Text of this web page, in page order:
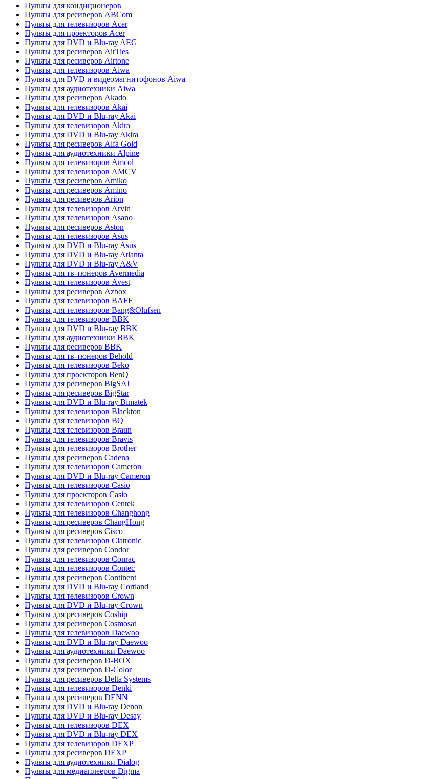
Пульты для кондиционеров
Пульты для ресиверов ABCom
Пульты для телевизоров Acer
Пульты для проекторов Acer
Пульты для DVD и Blu-ray AEG
Пульты для ресиверов AirTies
Пульты для ресиверов Airtone
Пульты для телевизоров Aiwa
Пульты для DVD и видеомагнитофонов Aiwa
Пульты для аудиотехники Aiwa
Пульты для ресиверов Akado
Пульты для телевизоров Akai
Пульты для DVD и Blu-ray Akai
Пульты для телевизоров Akira
Пульты для DVD и Blu-ray Akira
Пульты для ресиверов Alfa Gold
Пульты для аудиотехники Alpine
Пульты для телевизоров Amcol
Пульты для телевизоров AMCV
Пульты для ресиверов Amiko
Пульты для ресиверов Amino
Пульты для ресиверов Arion
Пульты для телевизоров Arvin
Пульты для телевизоров Asano
Пульты для ресиверов Aston
Пульты для телевизоров Asus
Пульты для DVD и Blu-ray Asus
Пульты для DVD и Blu-ray Atlanta
Пульты для DVD и Blu-ray A&V
Пульты для тв-тюнеров Avermedia
Пульты для телевизоров Avest
Пульты для ресиверов Azbox
Пульты для телевизоров BAFF
Пульты для телевизоров Bang&Olufsen
Пульты для телевизоров BBK
Пульты для DVD и Blu-ray BBK
Пульты для аудиотехники BBK
Пульты для ресиверов BBK
Пульты для тв-тюнеров Behold
Пульты для телевизоров Beko
Пульты для проекторов BenQ
Пульты для ресиверов BigSAT
Пульты для ресиверов BigStar
Пульты для DVD и Blu-ray Bimatek
Пульты для телевизоров Blackton
Пульты для телевизоров BQ
Пульты для телевизоров Braun
Пульты для телевизоров Bravis
Пульты для телевизоров Brother
Пульты для ресиверов Cadena
Пульты для телевизоров Cameron
Пульты для DVD и Blu-ray Cameron
Пульты для телевизоров Casio
Пульты для проекторов Casio
Пульты для телевизоров Centek
Пульты для телевизоров Changhong
Пульты для ресиверов ChangHong
Пульты для ресиверов Cisco
Пульты для телевизоров Clatronic
Пульты для ресиверов Condor
Пульты для телевизоров Conrac
Пульты для телевизоров Contec
Пульты для ресиверов Continent
Пульты для DVD и Blu-ray Cortland
Пульты для телевизоров Crown
Пульты для DVD и Blu-ray Crown
Пульты для ресиверов Coship
Пульты для ресиверов Cosmosat
Пульты для телевизоров Daewoo
Пульты для DVD и Blu-ray Daewoo
Пульты для аудиотехники Daewoo
Пульты для ресиверов D-BOX
Пульты для ресиверов D-Color
Пульты для ресиверов Delta Systems
Пульты для телевизоров Denki
Пульты для ресиверов DENN
Пульты для DVD и Blu-ray Denon
Пульты для DVD и Blu-ray Desay
Пульты для телевизоров DEX
Пульты для DVD и Blu-ray DEX
Пульты для телевизоров DEXP
Пульты для ресиверов DEXP
Пульты для аудиотехники Dialog
Пульты для медиаплееров Digma